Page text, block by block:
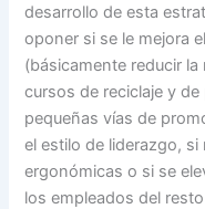
desarrollo de esta
oponer si se le mejora
(básicamente reducir la
cursos de reciclaje y
pequeñas vías de
el estilo de liderazgo,
ergonómicas o si se
los empleados del